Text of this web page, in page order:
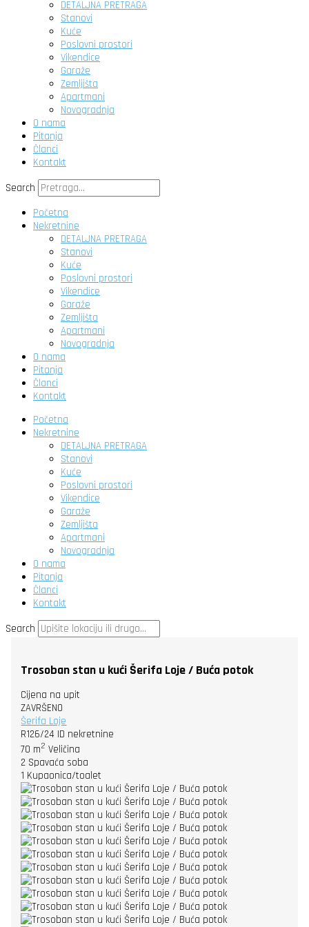
DETALJNA PRETRAGA
Stanovi
Kuće
Poslovni prostori
Vikendice
Garaže
Zemljišta
Apartmani
Novogradnja
O nama
Pitanja
Članci
Kontakt
Search
Početna
Nekretnine
DETALJNA PRETRAGA
Stanovi
Kuće
Poslovni prostori
Vikendice
Garaže
Zemljišta
Apartmani
Novogradnja
O nama
Pitanja
Članci
Kontakt
Početna
Nekretnine
DETALJNA PRETRAGA
Stanovi
Kuće
Poslovni prostori
Vikendice
Garaže
Zemljišta
Apartmani
Novogradnja
O nama
Pitanja
Članci
Kontakt
Search
Trosoban stan u kući Šerifa Loje / Buća potok
Cijena na upit
ZAVRŠENO
Šerifa Loje
R126/24 ID nekretnine
70 m2 Veličina
2 Spavaća soba
1 Kupaonica/toalet